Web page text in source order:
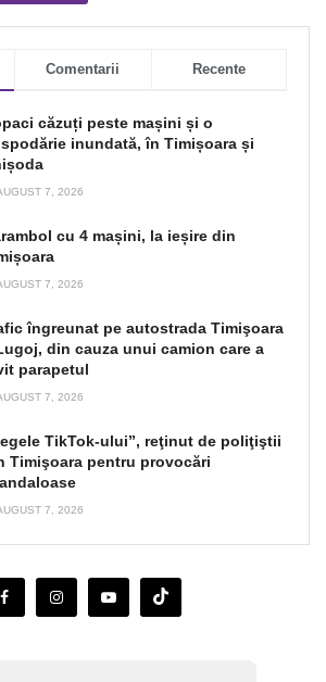
Comentarii Recente
căzuți peste mașini și o
inundată, în Timișoara și
7, 2026
cu 4 mașini, la ieșire din
7, 2026
îngreunat pe autostrada Timişoara
din cauza unui camion care a
parapetul
7, 2026
TikTok-ului”, reţinut de poliţiştii
Timişoara pentru provocări
7, 2026